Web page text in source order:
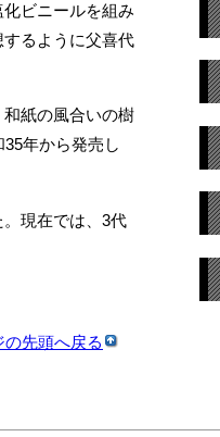
ビニールを組み
るように父喜代
紙の風合いの樹
年から発売し
現在では、3代
の先頭へ戻る